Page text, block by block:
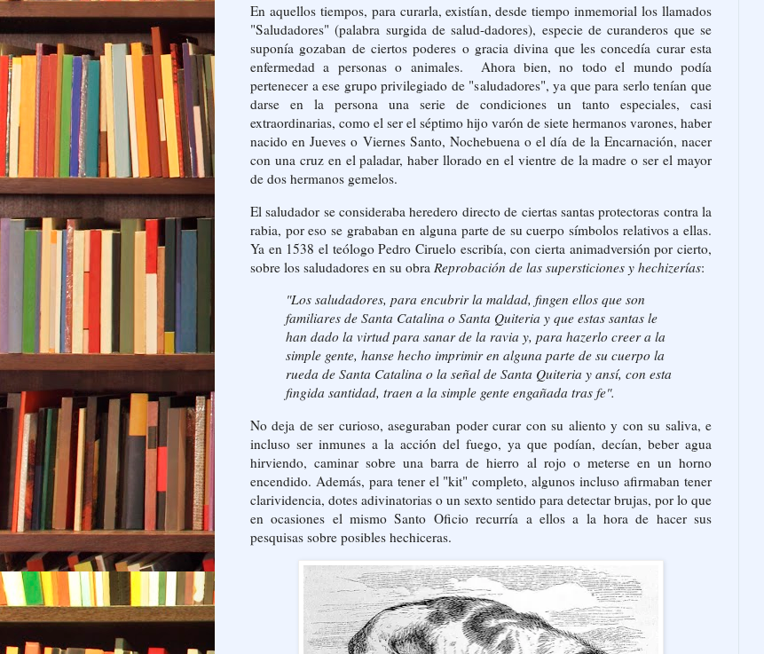
En aquellos tiempos, para curarla, existían, desde tiempo inmemorial los llamados
"Saludadores" (palabra surgida de salud-dadores), especie de curanderos que se
suponía gozaban de ciertos poderes o gracia divina que les concedía curar esta
enfermedad a personas o animales. Ahora bien, no todo el mundo podía
pertenecer a ese grupo privilegiado de "saludadores", ya que para serlo tenían que
darse en la persona una serie de condiciones un tanto especiales, casi
extraordinarias, como el ser el séptimo hijo varón de siete hermanos varones, haber
nacido en Jueves o Viernes Santo, Nochebuena o el día de la Encarnación, nacer
con una cruz en el paladar, haber llorado en el vientre de la madre o ser el mayor
de dos hermanos gemelos.
El saludador se consideraba heredero directo de ciertas santas protectoras contra la
rabia, por eso se grababan en alguna parte de su cuerpo símbolos relativos a ellas.
Ya en 1538 el teólogo Pedro Ciruelo escribía, con cierta animadversión por cierto,
sobre los saludadores en su obra Reprobación de las supersticiones y hechizerías:
"Los saludadores, para encubrir la maldad, fingen ellos que son
familiares de Santa Catalina o Santa Quiteria y que estas santas le
han dado la virtud para sanar de la ravia y, para hazerlo creer a la
simple gente, hanse hecho imprimir en alguna parte de su cuerpo la
rueda de Santa Catalina o la señal de Santa Quiteria y ansí, con esta
fingida santidad, traen a la simple gente engañada tras fe".
No deja de ser curioso, aseguraban poder curar con su aliento y con su saliva, e
incluso ser inmunes a la acción del fuego, ya que podían, decían, beber agua
hirviendo, caminar sobre una barra de hierro al rojo o meterse en un horno
encendido. Además, para tener el "kit" completo, algunos incluso afirmaban tener
clarividencia, dotes adivinatorias o un sexto sentido para detectar brujas, por lo que
en ocasiones el mismo Santo Oficio recurría a ellos a la hora de hacer sus
pesquisas sobre posibles hechiceras.